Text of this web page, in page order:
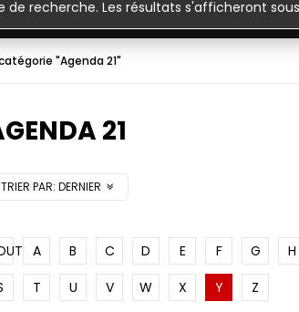
"Agenda 21"
21
TRIER PAR: DERNIER
A B C D E F G H
T U V W X Y Z